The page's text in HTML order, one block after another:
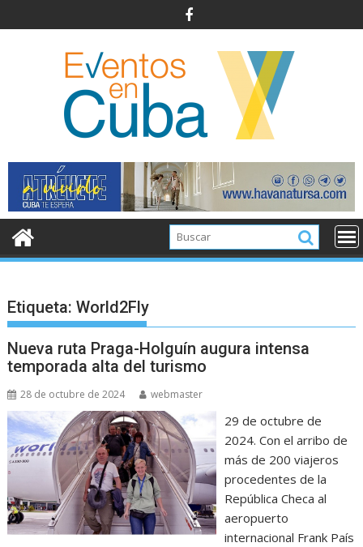
al
Etiqueta:World2Fly
Nueva ruta Praga-Holguín augura intensa
temporada alta del turismo
28 de octubre de 2024 webmaster
29 de octubre de
2024. Con el arribo de
más de 200 viajeros
procedentes de la
República Checa al
aeropuerto
internacional Frank País